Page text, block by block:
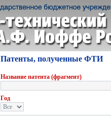
Патенты, полученные ФТИ
Название патента (фрагмент)
Год